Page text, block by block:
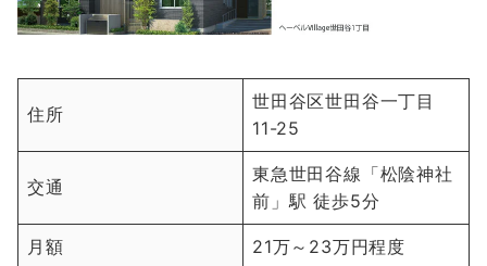
住所
世田谷区世田谷一丁目
11-25
交通
東急世田谷線「松陰神社
前」駅 徒歩5分
月額 21万～23万円程度